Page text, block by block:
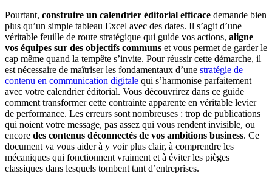
Pourtant, construire un calendrier éditorial efficace demande bien
plus qu’un simple tableau Excel avec des dates. Il s’agit d’une
véritable feuille de route stratégique qui guide vos actions, aligne
vos équipes sur des objectifs communs et vous permet de garder le
cap même quand la tempête s’invite. Pour réussir cette démarche, il
est nécessaire de maîtriser les fondamentaux d’une stratégie de
contenu en communication digitale qui s’harmonise parfaitement
avec votre calendrier éditorial. Vous découvrirez dans ce guide
comment transformer cette contrainte apparente en véritable levier
de performance. Les erreurs sont nombreuses : trop de publications
qui noient votre message, pas assez qui vous rendent invisible, ou
encore des contenus déconnectés de vos ambitions business. Ce
document va vous aider à y voir plus clair, à comprendre les
mécaniques qui fonctionnent vraiment et à éviter les pièges
classiques dans lesquels tombent tant d’entreprises.